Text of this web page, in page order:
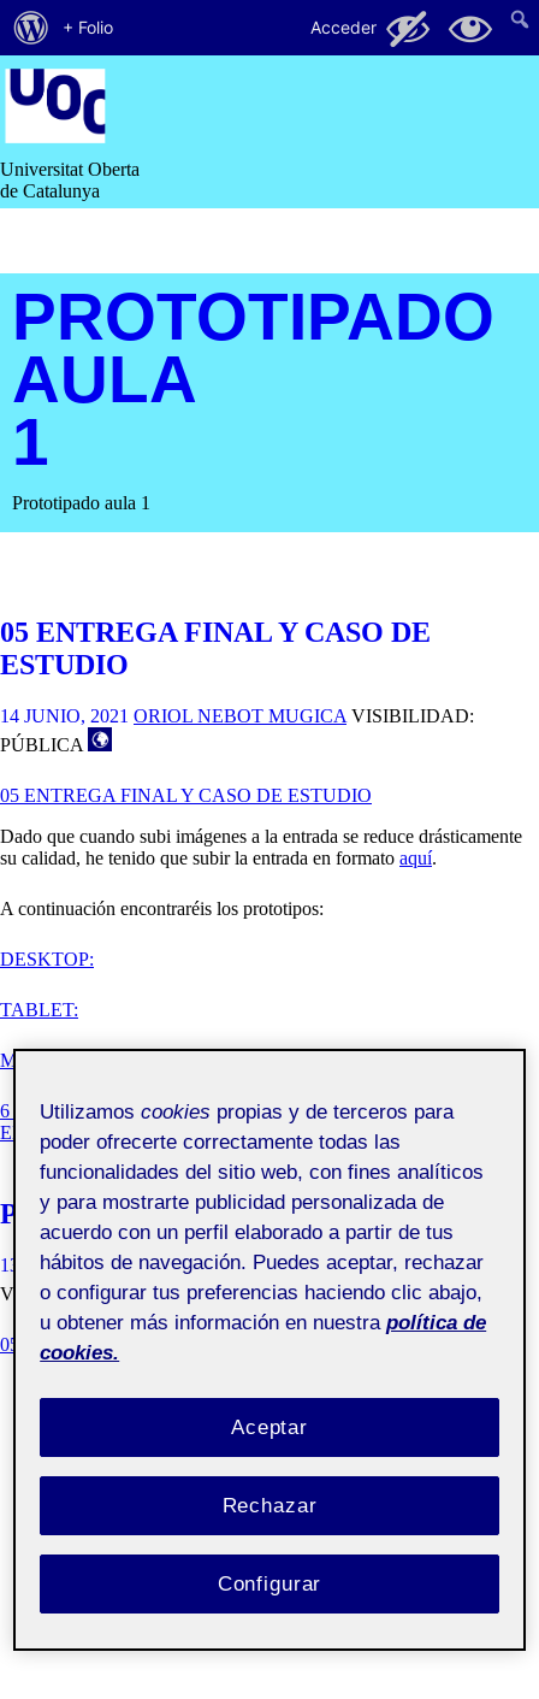
Saltar
contenido
Universitat Oberta
de Catalunya
PROTOTIPADO
AULA
1
Prototipado aula 1
05 ENTREGA FINAL Y CASO DE
ESTUDIO
14 JUNIO, 2021 ORIOL NEBOT MUGICA VISIBILIDAD:
PÚBLICA
05 ENTREGA FINAL Y CASO DE ESTUDIO
Dado que cuando subi imágenes a la entrada se reduce drásticamente
su calidad, he tenido que subir la entrada en formato aquí.
A continuación encontraréis los prototipos:
DESKTOP:
TABLET:
MOBILE
6 COMENTARIOSEN
05
ENTREGA
FINAL
Y
CASO
DE
ESTUDIO
ENVÍA MENSAJE AL AUTOR
PEC 5 – MONCLE
13 JUNIO, 2021 ALVARO SAMPEDRO ALVAREZ
VISIBILIDAD: PÚBLICA
05 ENTREGA FINAL Y CASO DE ESTUDIO
Acerca
de
WordPress
+ Folio Acceder 24 6
Utilizamoscookies propias y de terceros para
poder ofrecerte correctamente todas las
funcionalidades del sitio web, con fines analíticos
y para mostrarte publicidad personalizada de
acuerdo con un perfil elaborado a partir de tus
hábitos de navegación. Puedes aceptar, rechazar
o configurar tus preferencias haciendo clic abajo,
u obtener más información en nuestra política de
cookies.
Rechazar
Aceptar
Configurar